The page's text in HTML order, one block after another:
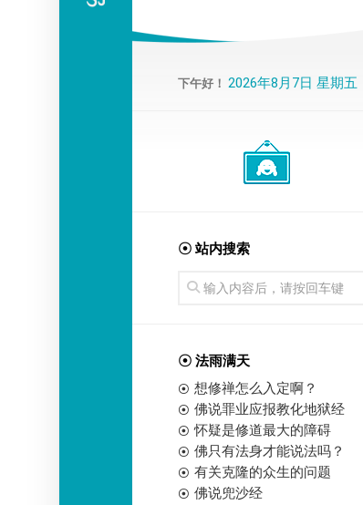
下午好！ 2026年8月7日 星期五
☉ 站内搜索
☉ 法雨满天
想修禅怎么入定啊？
佛说罪业应报教化地狱经
怀疑是修道最大的障碍
佛只有法身才能说法吗？
有关克隆的众生的问题
佛说兜沙经